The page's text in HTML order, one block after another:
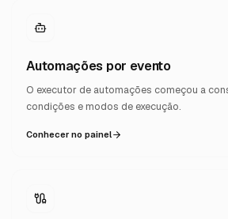
Automações por evento
O executor de automações começou a
condições e modos de execução.
Conhecer no painel